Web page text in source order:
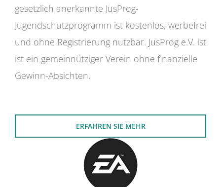
gesetzlich anerkannte JusProg-
Jugendschutzprogramm ist kostenlos, werbefrei
und ohne Registrierung nutzbar. JusProg e.V. ist
ist ein gemeinnütziger Verein ohne finanzielle
Gewinn-Absichten.
ERFAHREN SIE MEHR